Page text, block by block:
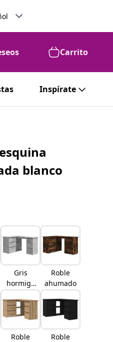
Carrito
Inspírate
blanco
Gris
hormigó
n
Roble
ahumado
Roble
Roble